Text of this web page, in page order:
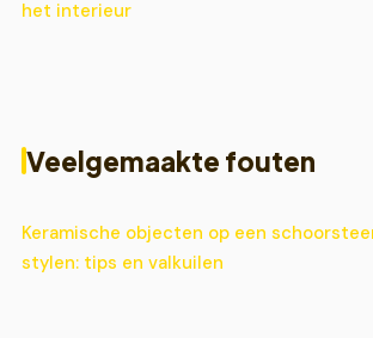
het interieur
Veelgemaakte fouten
Keramische objecten op een
stylen: tips en valkuilen